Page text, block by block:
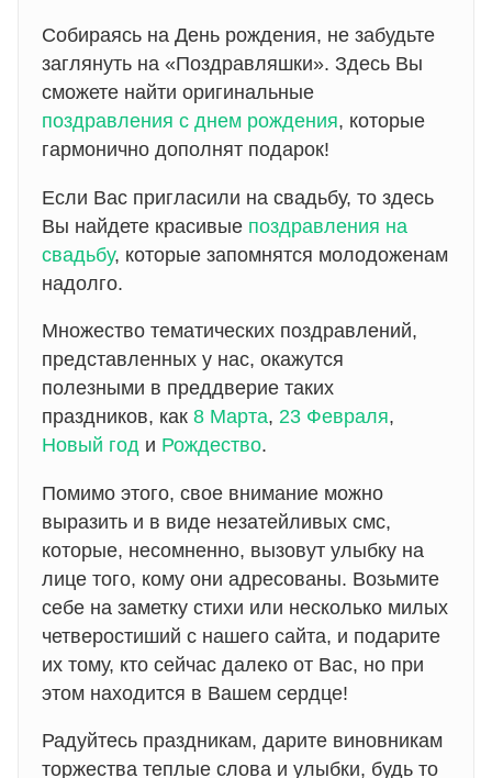
Собираясь на День рождения, не забудьте
заглянуть на «Поздравляшки». Здесь Вы
сможете найти оригинальные
поздравления с днем рождения, которые
гармонично дополнят подарок!
Если Вас пригласили на свадьбу, то здесь
Вы найдете красивые поздравления на
свадьбу, которые запомнятся молодоженам
надолго.
Множество тематических поздравлений,
представленных у нас, окажутся
полезными в преддверие таких
праздников, как 8 Марта, 23 Февраля,
Новый годи Рождество.
Помимо этого, свое внимание можно
выразить и в виде незатейливых смс,
которые, несомненно, вызовут улыбку на
лице того, кому они адресованы. Возьмите
себе на заметку стихи или несколько милых
четверостиший с нашего сайта, и подарите
их тому, кто сейчас далеко от Вас, но при
этом находится в Вашем сердце!
Радуйтесь праздникам, дарите виновникам
торжества теплые слова и улыбки, будь то